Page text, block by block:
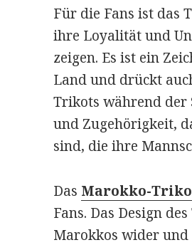
Für die Fans ist das
ihre Loyalität und
zeigen. Es ist ein
Land und drückt
Trikots während der
und Zugehörigkeit,
sind, die ihre
Das Marokko-
Fans. Das Design
Marokkos wider und